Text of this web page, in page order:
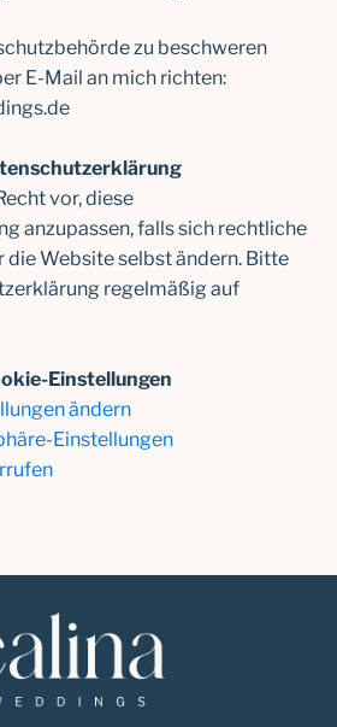
zu beschweren
E-Mail an mich richten:
vor, diese
anzupassen, falls sich rechtliche
Website selbst ändern. Bitte
regelmäßig auf
Einstellungen
ändern
Einstellungen